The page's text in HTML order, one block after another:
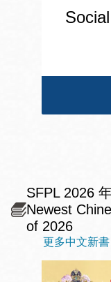
SFPL 2026
Newest
of 2026
更多中文新書